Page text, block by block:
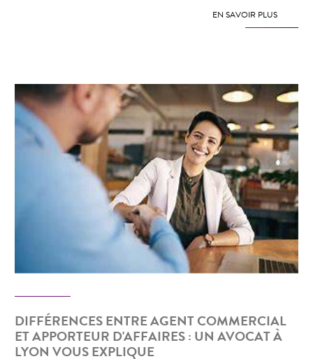
EN SAVOIR PLUS
DIFFÉRENCES ENTRE AGENT COMMERCIAL
ET APPORTEUR D'AFFAIRES : UN AVOCAT À
LYON VOUS EXPLIQUE